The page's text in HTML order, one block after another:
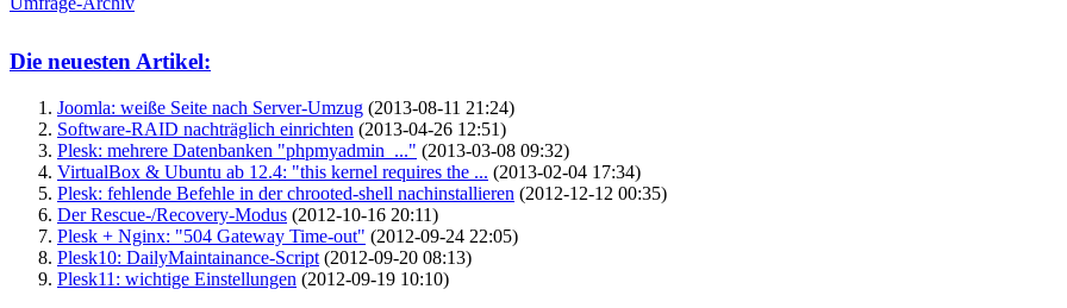
Die neuesten Artikel:
Joomla: weiße Seite nach Server-Umzug (2013-08-11 21:24)
Software-RAID nachträglich einrichten (2013-04-26 12:51)
Plesk: mehrere Datenbanken "phpmyadmin_..." (2013-03-08 09:32)
VirtualBox & Ubuntu ab 12.4: "this kernel requires the ... (2013-02-04 17:34)
Plesk: fehlende Befehle in der chrooted-shell nachinstallieren (2012-12-12 00:35)
Der Rescue-/Recovery-Modus (2012-10-16 20:11)
Plesk + Nginx: "504 Gateway Time-out" (2012-09-24 22:05)
Plesk10: DailyMaintainance-Script (2012-09-20 08:13)
Plesk11: wichtige Einstellungen (2012-09-19 10:10)